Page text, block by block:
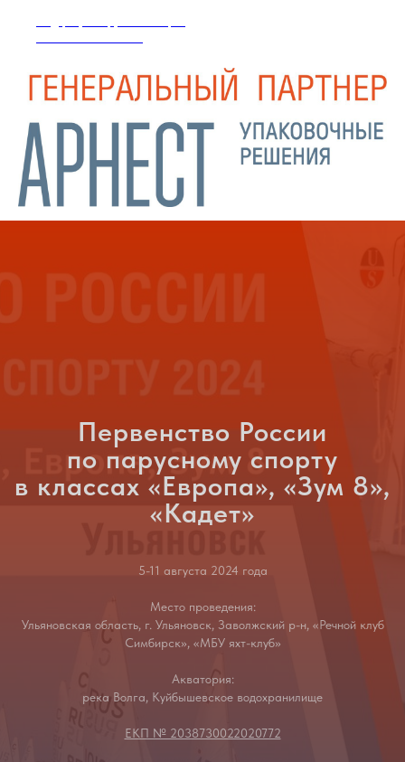
Первенство России
по парусному спорту
в классах «Европа», «Зум 8»,
«Кадет»
5-11 августа 2024 года
Место проведения:
Ульяновская область, г. Ульяновск, Заволжский р-н, «Речной клуб
Симбирск», «МБУ яхт-клуб»
Акватория:
река Волга, Куйбышевское водохранилище
ЕКП № 2038730022020772